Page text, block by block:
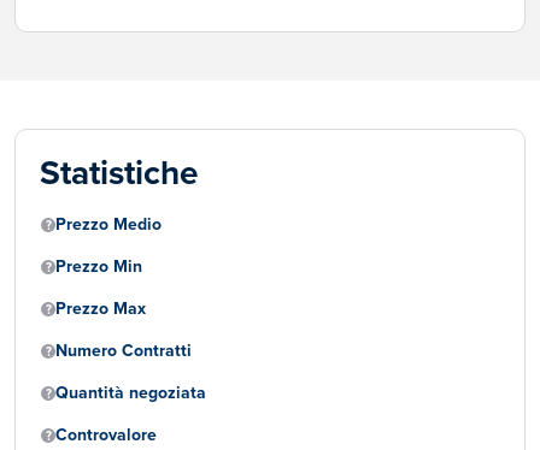
Statistiche
Prezzo Medio
Prezzo Min
Prezzo Max
Numero Contratti
Quantità negoziata
Controvalore